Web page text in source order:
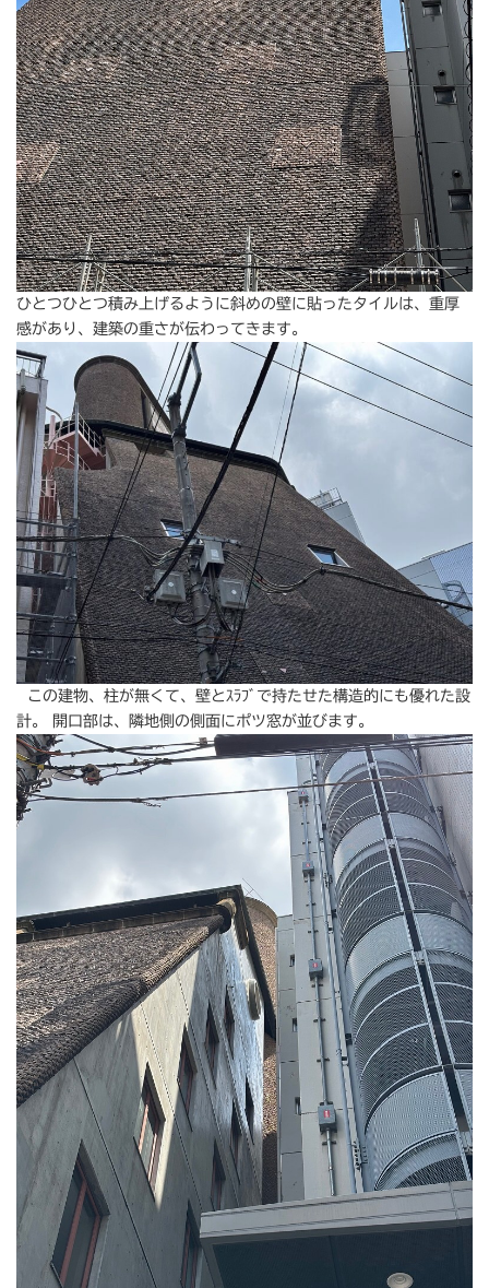
ひとつひとつ積み上げるように斜めの壁に貼ったタイルは、重厚
感があり、建築の重さが伝わってきます。
この建物、柱が無くて、壁とｽﾗﾌﾞで持たせた構造的にも優れた設
計。 開口部は、隣地側の側面にポツ窓が並びます。